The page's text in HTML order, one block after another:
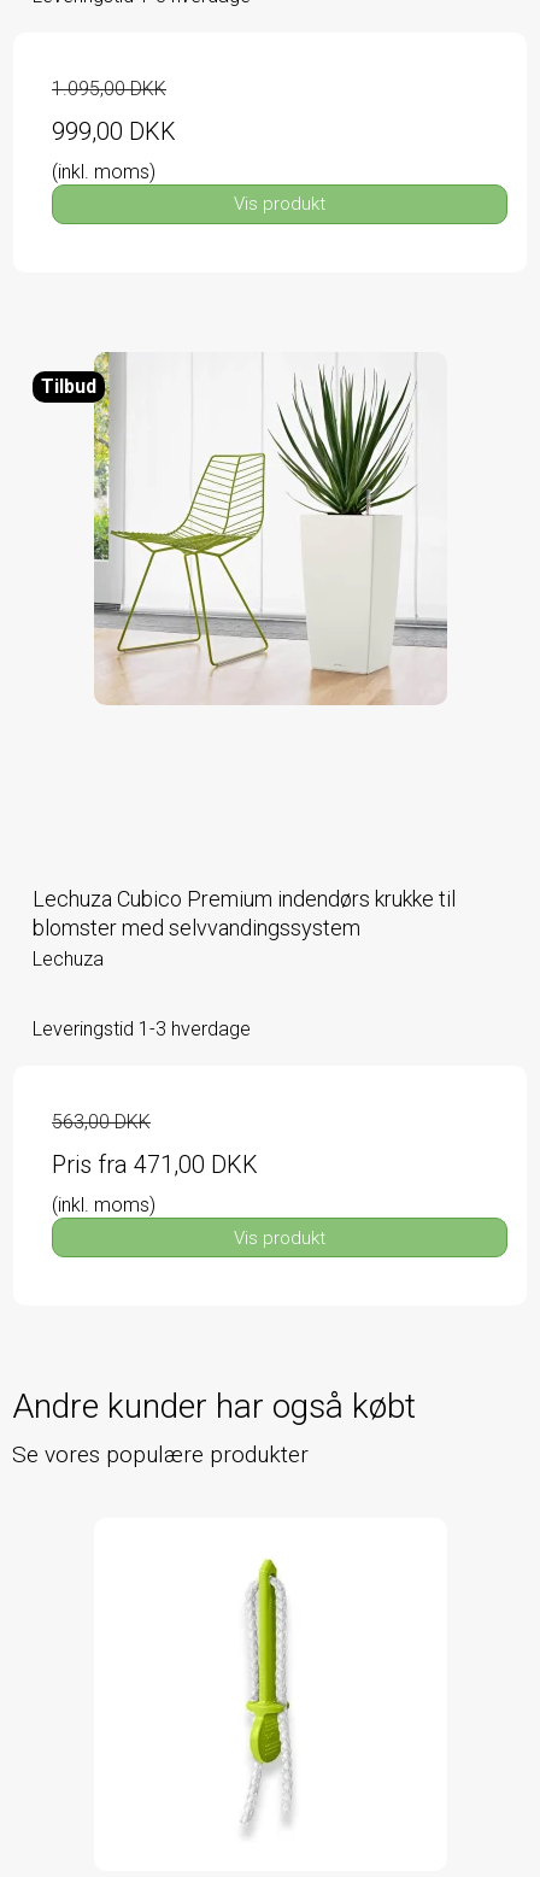
1.095,00 DKK
999,00 DKK
(inkl. moms)
Vis produkt
Tilbud
Lechuza Cubico Premium indendørs krukke til
blomster med selvvandingssystem
Lechuza
Leveringstid 1-3 hverdage
563,00 DKK
Pris fra 471,00 DKK
(inkl. moms)
Vis produkt
Andre kunder har også købt
Se vores populære produkter